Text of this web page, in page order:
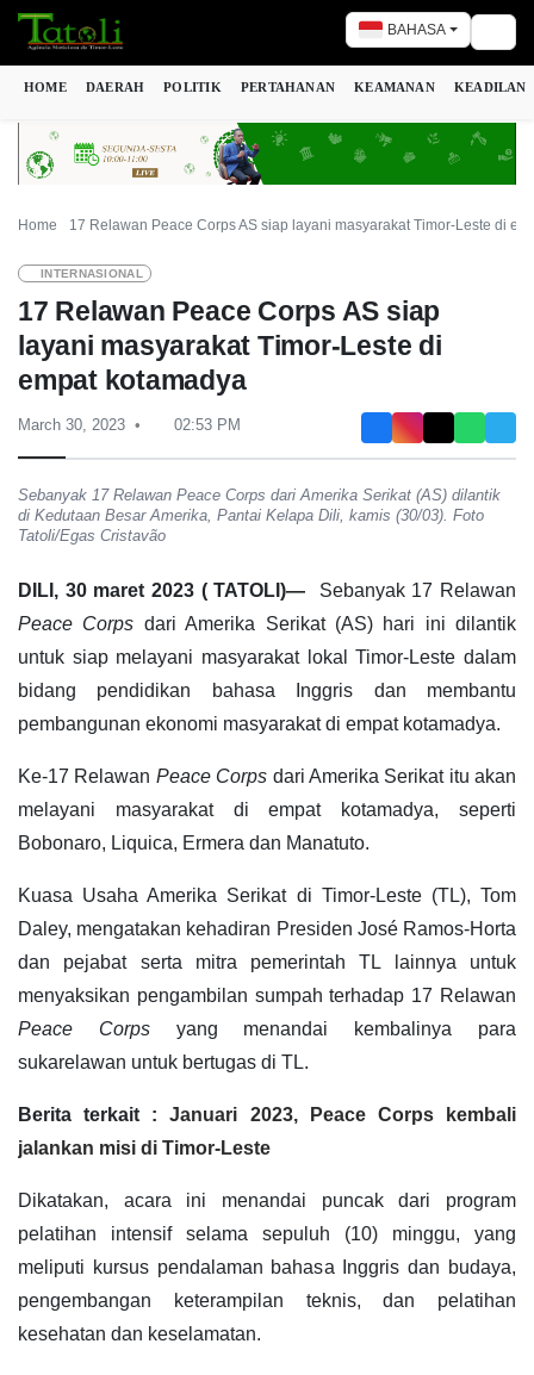
BAHASA
HOME DAERAH POLITIK PERTAHANAN KEAMANAN KEADILAN
Home 17 Relawan Peace Corps AS siap layani masyarakat Timor-Leste di
INTERNASIONAL
17 Relawan Peace Corps AS siap
layani masyarakat Timor-Leste di
empat kotamadya
March 30, 2023 02:53 PM
Sebanyak 17 Relawan Peace Corps dari Amerika Serikat (AS) dilantik
di Kedutaan Besar Amerika, Pantai Kelapa Dili, kamis (30/03). Foto
Tatoli/Egas Cristavão
DILI, 30 maret 2023 ( TATOLI)—
Sebanyak 17 Relawan
Peace Corps dari Amerika Serikat (AS) hari ini dilantik
untuk siap melayani masyarakat lokal Timor-Leste dalam
bidang pendidikan bahasa Inggris dan membantu
pembangunan ekonomi masyarakat di empat kotamadya.
Ke-17 Relawan Peace Corps dari Amerika Serikat itu akan
melayani masyarakat di empat kotamadya, seperti
Bobonaro, Liquica, Ermera dan Manatuto.
Kuasa Usaha Amerika Serikat di Timor-Leste (TL), Tom
Daley, mengatakan kehadiran Presiden José Ramos-Horta
dan pejabat serta mitra pemerintah TL lainnya untuk
menyaksikan pengambilan sumpah terhadap 17 Relawan
Peace Corps yang menandai kembalinya para
sukarelawan untuk bertugas di TL.
Berita terkait :Januari 2023, Peace Corps kembali
jalankan misi di Timor-Leste
Dikatakan, acara ini menandai puncak dari program
pelatihan intensif selama sepuluh (10) minggu, yang
meliputi kursus pendalaman bahasa Inggris dan budaya,
pengembangan keterampilan teknis, dan pelatihan
kesehatan dan keselamatan.